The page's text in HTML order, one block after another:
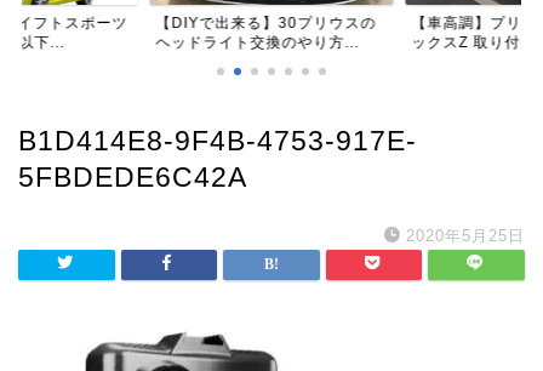
イフトスポーツ
以下...
【DIYで出来る】30プリウスの
ヘッドライト交換のやり方...
【車高調】プリ
ックスZ 取り付け
B1D414E8-9F4B-4753-917E-
5FBDEDE6C42A
2020年5月25日